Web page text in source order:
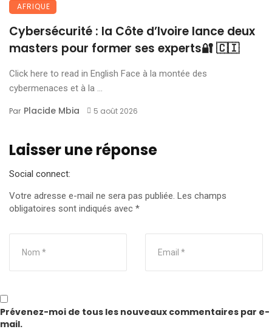
AFRIQUE
Cybersécurité : la Côte d’Ivoire lance deux
masters pour former ses experts🔐 🇨🇮
Click here to read in English Face à la montée des
cybermenaces et à la ...
Par Placide Mbia 5 août 2026
Laisser une réponse
Social connect:
Votre adresse e-mail ne sera pas publiée. Les champs
obligatoires sont indiqués avec *
Prévenez-moi de tous les nouveaux commentaires par e-
mail.